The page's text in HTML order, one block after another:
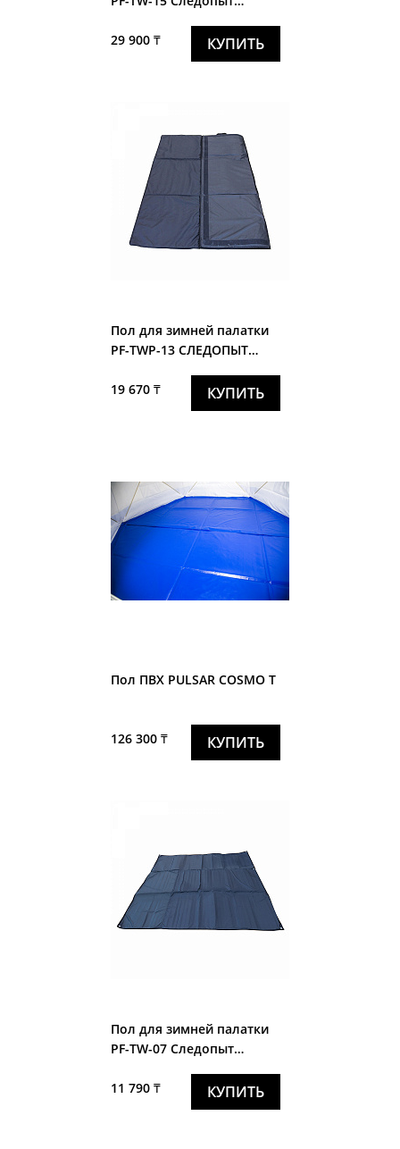
29 900 ₸
КУПИТЬ
Пол для зимней палатки
PF-TWР-13 СЛЕДОПЫТ
19 670 ₸
КУПИТЬ
Пол ПВХ PULSAR COSMO T
126 300 ₸ КУПИТЬ
Пол для зимней палатки
PF-TW-07 Следопыт
11 790 ₸
КУПИТЬ